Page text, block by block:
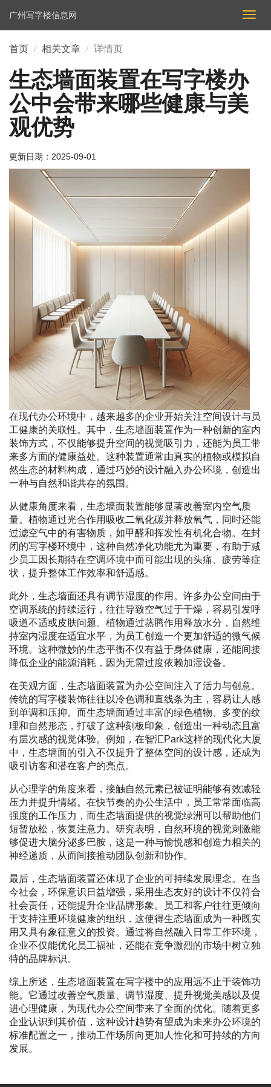
切
换
广州写字楼信息网
首页 相关文章 详情页
生态墙面装置在写字楼办
公中会带来哪些健康与美
观优势
更新日期： 2025-09-01
在现代办公环境中，越来越多的企业开始关注空间设计与员
工健康的关联性。其中，生态墙面装置作为一种创新的室内
装饰方式，不仅能够提升空间的视觉吸引力，还能为员工带
来多方面的健康益处。这种装置通常由真实的植物或模拟自
然生态的材料构成，通过巧妙的设计融入办公环境，创造出
一种与自然和谐共存的氛围。
从健康角度来看，生态墙面装置能够显著改善室内空气质
量。植物通过光合作用吸收二氧化碳并释放氧气，同时还能
过滤空气中的有害物质，如甲醛和挥发性有机化合物。在封
闭的写字楼环境中，这种自然净化功能尤为重要，有助于减
少员工因长期待在空调环境中而可能出现的头痛、疲劳等症
状，提升整体工作效率和舒适感。
此外，生态墙面还具有调节湿度的作用。许多办公空间由于
空调系统的持续运行，往往导致空气过于干燥，容易引发呼
吸道不适或皮肤问题。植物通过蒸腾作用释放水分，自然维
持室内湿度在适宜水平，为员工创造一个更加舒适的微气候
环境。这种微妙的生态平衡不仅有益于身体健康，还能间接
降低企业的能源消耗，因为无需过度依赖加湿设备。
在美观方面，生态墙面装置为办公空间注入了活力与创意。
传统的写字楼装饰往往以冷色调和直线条为主，容易让人感
到单调和压抑。而生态墙面通过丰富的绿色植物、多变的纹
理和自然形态，打破了这种刻板印象，创造出一种动态且富
有层次感的视觉体验。例如，在智汇Park这样的现代化大厦
中，生态墙面的引入不仅提升了整体空间的设计感，还成为
吸引访客和潜在客户的亮点。
从心理学的角度来看，接触自然元素已被证明能够有效减轻
压力并提升情绪。在快节奏的办公生活中，员工常常面临高
强度的工作压力，而生态墙面提供的视觉绿洲可以帮助他们
短暂放松，恢复注意力。研究表明，自然环境的视觉刺激能
够促进大脑分泌多巴胺，这是一种与愉悦感和创造力相关的
神经递质，从而间接推动团队创新和协作。
最后，生态墙面装置还体现了企业的可持续发展理念。在当
今社会，环保意识日益增强，采用生态友好的设计不仅符合
社会责任，还能提升企业品牌形象。员工和客户往往更倾向
于支持注重环境健康的组织，这使得生态墙面成为一种既实
用又具有象征意义的投资。通过将自然融入日常工作环境，
企业不仅能优化员工福祉，还能在竞争激烈的市场中树立独
特的品牌标识。
综上所述，生态墙面装置在写字楼中的应用远不止于装饰功
能。它通过改善空气质量、调节湿度、提升视觉美感以及促
进心理健康，为现代办公空间带来了全面的优化。随着更多
企业认识到其价值，这种设计趋势有望成为未来办公环境的
标准配置之一，推动工作场所向更加人性化和可持续的方向
发展。